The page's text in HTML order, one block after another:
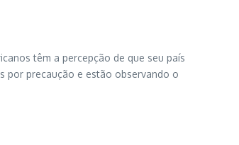
têm a percepção de que seu país
por precaução e estão observando o